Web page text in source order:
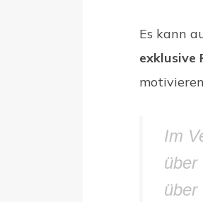
Es kann
exklusive
Im
über
über